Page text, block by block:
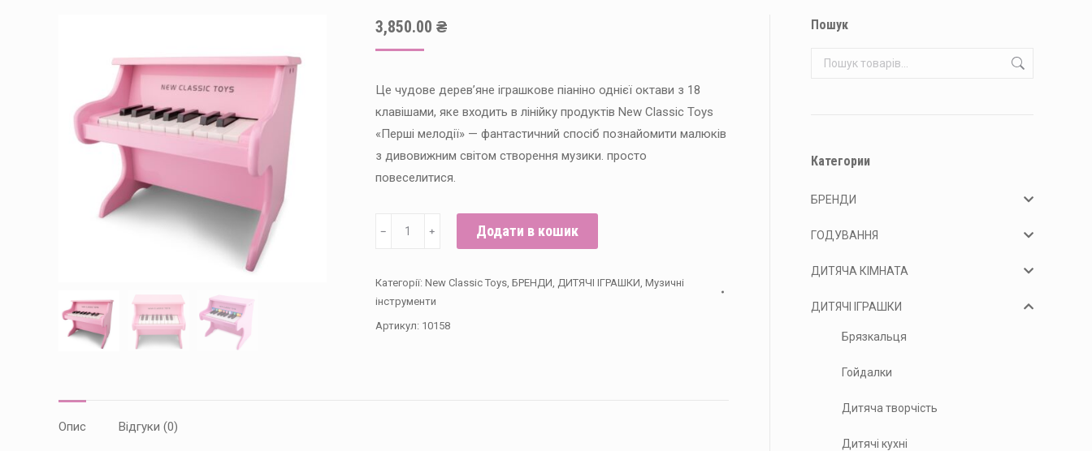
3,850.00 ₴
Це чудове дерев’яне іграшкове піаніно однієї октави з 18
клавішами, яке входить в лінійку продуктів New Classic Toys
«Перші мелодії» — фантастичний спосіб познайомити малюків
з дивовижним світом створення музики. просто
повеселитися.
Дитяче
Classic
Toys,
рожеве,
﹣ ﹢ Додати в кошик
Категорії: New Classic Toys, БРЕНДИ, ДИТЯЧІ ІГРАШКИ, Музичні
інструменти
Артикул: 10158
Опис Відгуки (0)
Пошук
Категории
БРЕНДИ
ГОДУВАННЯ
ДИТЯЧА КІМНАТА
ДИТЯЧІ ІГРАШКИ
Брязкальця
Гойдалки
Дитяча творчість
Дитячі кухні